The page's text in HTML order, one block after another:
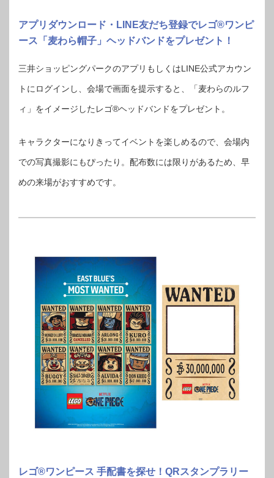
アプリダウンロード・LINE友だち登録でレゴ®ワンピ
ース「麦わら帽子」ヘッドバンドをプレゼント！
三井ショッピングパークのアプリもしくはLINE公式アカウン
トにログインし、会場で画面を提示すると、「麦わらのルフ
ィ」をイメージしたレゴ®ヘッドバンドをプレゼント。
キャラクターになりきってイベントを楽しめるので、会場内
での写真撮影にもぴったり。配布数には限りがあるため、早
めの来場がおすすめです。
レゴ®ワンピース 手配書を探せ！QRスタンプラリー